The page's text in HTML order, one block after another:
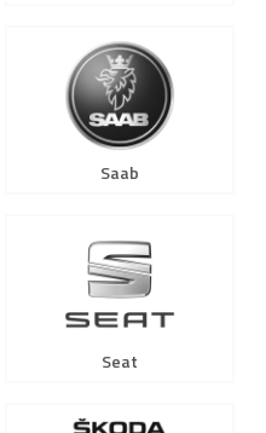
Saab
Seat